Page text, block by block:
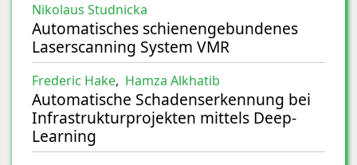
Nikolaus Studnicka
Automatisches schienengebundenes
Laserscanning System VMR
Frederic Hake, Hamza Alkhatib
Automatische Schadenserkennung bei
Infrastrukturprojekten mittels Deep-
Learning